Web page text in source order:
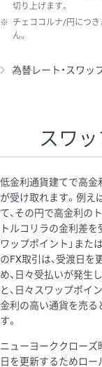
切り上げます。
※ チェココルナ/円につ
ん。
為替レート・スワッ
スワ
低金利通貨建てで高金
が受け取れます。例え
て、その円で高金利の
トルコリラの金利差を
ワップポイント」また
のFX取引は、受渡日
め、日々受払いが発生
と、日々スワップポイ
金利の高い通貨を売る
す。
ニューヨーククローズ
日を更新するためロー